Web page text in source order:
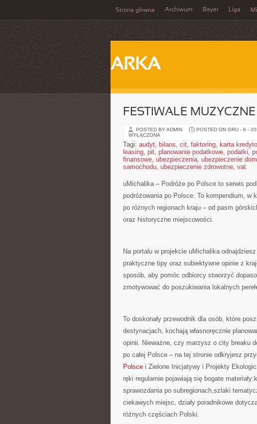
Strona główna Archiwum Bayer Liga
ARKA
FESTIWALE
POSTED BY ADMIN POSTED ON GRU - 6 -
WYŁĄCZONA
Tagi: audyt, bilans, cit, faktoring, karta
leasing, pit, planowanie podatkowe, podatki,
finansowe, ubezpieczenia, ubezpieczenie
samochodu, ubezpieczenie zdrowotne, vat
uMichalika – Podróże po Polsce to serwis
podróżowania po Polsce. To kompendium,
po różnych regionach kraju – od pasm
oraz historyczne miejscowości.
Na portalu w projekcie uMichalika
praktyczne tipy oraz subiektywne opinie z
sposób, aby pomóc odbiorcy stworzyć
zmotywować do poszukiwania lokalnych
To doskonały przewodnik dla osób, które
destynacjach, kochają własnoręcznie
opinii. Nieważne, czy marzysz o city breaku
po całej Polsce – na tej stronie odkryjesz
Polsce i Zielone Inicjatywy i Projekty
ręki regularnie pojawiają się bogate
sprawozdania po subregionach,szlaki
ciekawych miejsc, działy poradnikowe
różnych częściach Polski.